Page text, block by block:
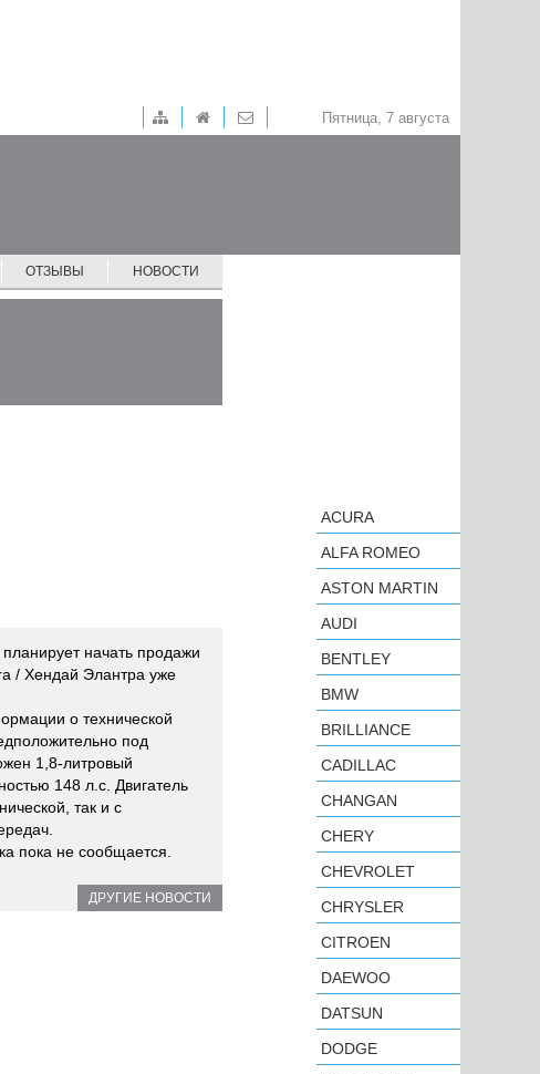
Пятница, 7 августа
ОТЗЫВЫ НОВОСТИ
начать продажи
/ Хендай Элантра уже
о технической
под
1,8-литровый
148 л.с. Двигатель
так и с
пока не сообщается.
ДРУГИЕ НОВОСТИ
ACURA
ALFA ROMEO
ASTON MARTIN
AUDI
BENTLEY
BMW
BRILLIANCE
CADILLAC
CHANGAN
CHERY
CHEVROLET
CHRYSLER
CITROEN
DAEWOO
DATSUN
DODGE